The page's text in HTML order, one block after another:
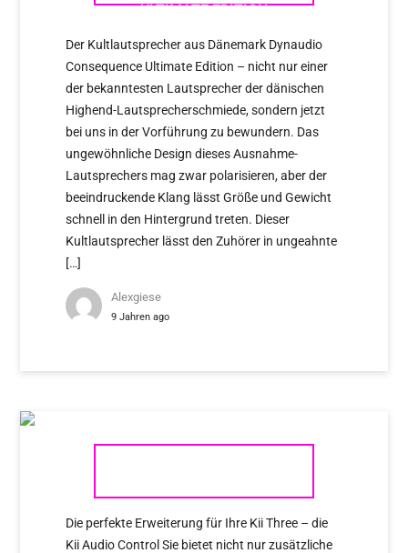
ULTIMATE EDITION
Der Kultlautsprecher aus Dänemark Dynaudio
Consequence Ultimate Edition – nicht nur einer
der bekanntesten Lautsprecher der dänischen
Highend-Lautsprecherschmiede, sondern jetzt
bei uns in der Vorführung zu bewundern. Das
ungewöhnliche Design dieses Ausnahme-
Lautsprechers mag zwar polarisieren, aber der
beeindruckende Klang lässt Größe und Gewicht
schnell in den Hintergrund treten. Dieser
Kultlautsprecher lässt den Zuhörer in ungeahnte
[…]
Alexgiese
9 Jahren ago
Die perfekte Erweiterung für Ihre Kii Three – die
Kii Audio Control Sie bietet nicht nur zusätzliche